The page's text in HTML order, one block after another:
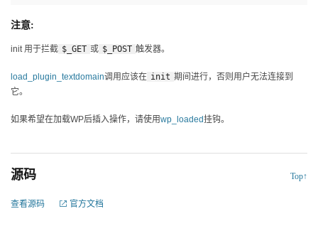
注意:
init 用于拦截 $_GET 或 $_POST 触发器。
load_plugin_textdomain调用应该在 init 期间进行，否则用户无法连接到
它。
如果希望在加载WP后插入操作，请使用wp_loaded挂钩。
源码 Top↑
查看源码 官方文档